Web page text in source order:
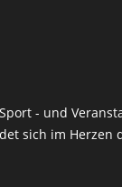
- und
sich im Herzen